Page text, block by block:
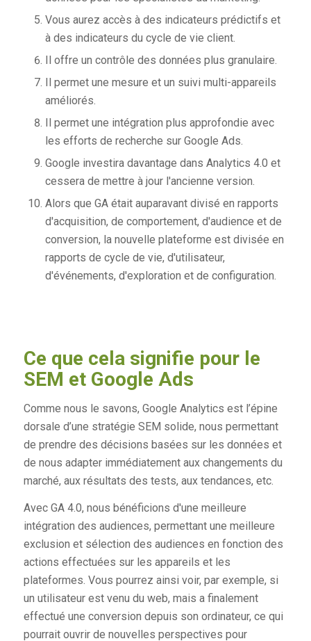
Vous aurez accès à des indicateurs prédictifs et
à des indicateurs du cycle de vie client.
Il offre un contrôle des données plus granulaire.
Il permet une mesure et un suivi multi-appareils
améliorés.
Il permet une intégration plus approfondie avec
les efforts de recherche sur Google Ads.
Google investira davantage dans Analytics 4.0 et
cessera de mettre à jour l'ancienne version.
Alors que GA était auparavant divisé en rapports
d'acquisition, de comportement, d'audience et de
conversion, la nouvelle plateforme est divisée en
rapports de cycle de vie, d'utilisateur,
d'événements, d'exploration et de configuration.
Ce que cela signifie pour le
SEM et Google Ads
Comme nous le savons, Google Analytics est l’épine
dorsale d’une stratégie SEM solide, nous permettant
de prendre des décisions basées sur les données et
de nous adapter immédiatement aux changements du
marché, aux résultats des tests, aux tendances, etc.
Avec GA 4.0, nous bénéficions d'une meilleure
intégration des audiences, permettant une meilleure
exclusion et sélection des audiences en fonction des
actions effectuées sur les appareils et les
plateformes. Vous pourrez ainsi voir, par exemple, si
un utilisateur est venu du web, mais a finalement
effectué une conversion depuis son ordinateur, ce qui
pourrait ouvrir de nouvelles perspectives pour